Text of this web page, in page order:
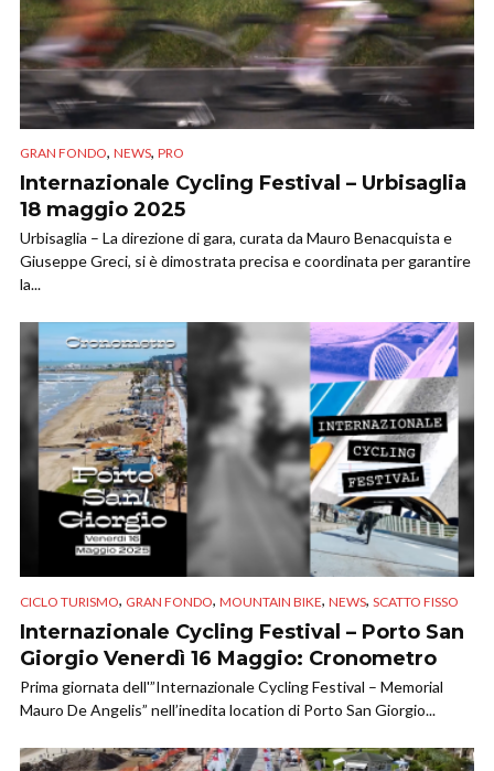
GRAN FONDO, NEWS, PRO
Internazionale Cycling Festival – Urbisaglia
18 maggio 2025
Urbisaglia – La direzione di gara, curata da Mauro Benacquista e
Giuseppe Greci, si è dimostrata precisa e coordinata per garantire
la...
CICLO TURISMO, GRAN FONDO, MOUNTAIN BIKE, NEWS, SCATTO FISSO
Internazionale Cycling Festival – Porto San
Giorgio Venerdì 16 Maggio: Cronometro
Prima giornata dell'”Internazionale Cycling Festival – Memorial
Mauro De Angelis” nell’inedita location di Porto San Giorgio...